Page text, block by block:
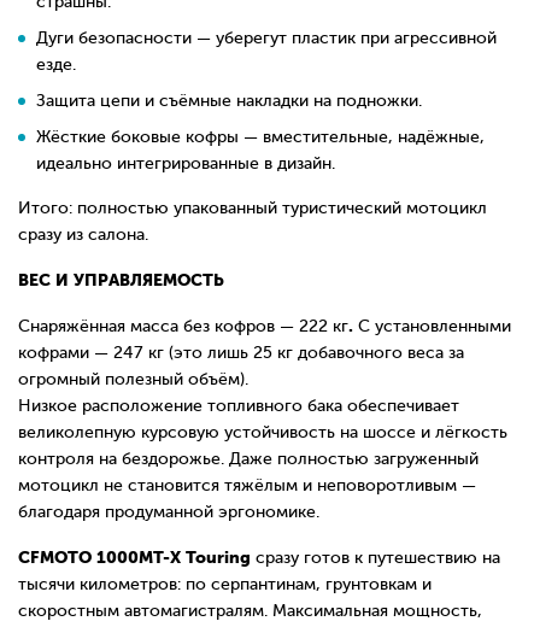
Дуги безопасности — уберегут пластик при агрессивной
езде.
Защита цепи и съёмные накладки на подножки.
Жёсткие боковые кофры — вместительные, надёжные,
идеально интегрированные в дизайн.
Итого: полностью упакованный туристический мотоцикл
сразу из салона.
ВЕС И УПРАВЛЯЕМОСТЬ
Снаряжённая масса без кофров — 222 кг. С установленными
кофрами — 247 кг (это лишь 25 кг добавочного веса за
огромный полезный объём).
Низкое расположение топливного бака обеспечивает
великолепную курсовую устойчивость на шоссе и лёгкость
контроля на бездорожье. Даже полностью загруженный
мотоцикл не становится тяжёлым и неповоротливым —
благодаря продуманной эргономике.
CFMOTO 1000MT-X Touring сразу готов к путешествию на
тысячи километров: по серпантинам, грунтовкам и
скоростным автомагистралям. Максимальная мощность,